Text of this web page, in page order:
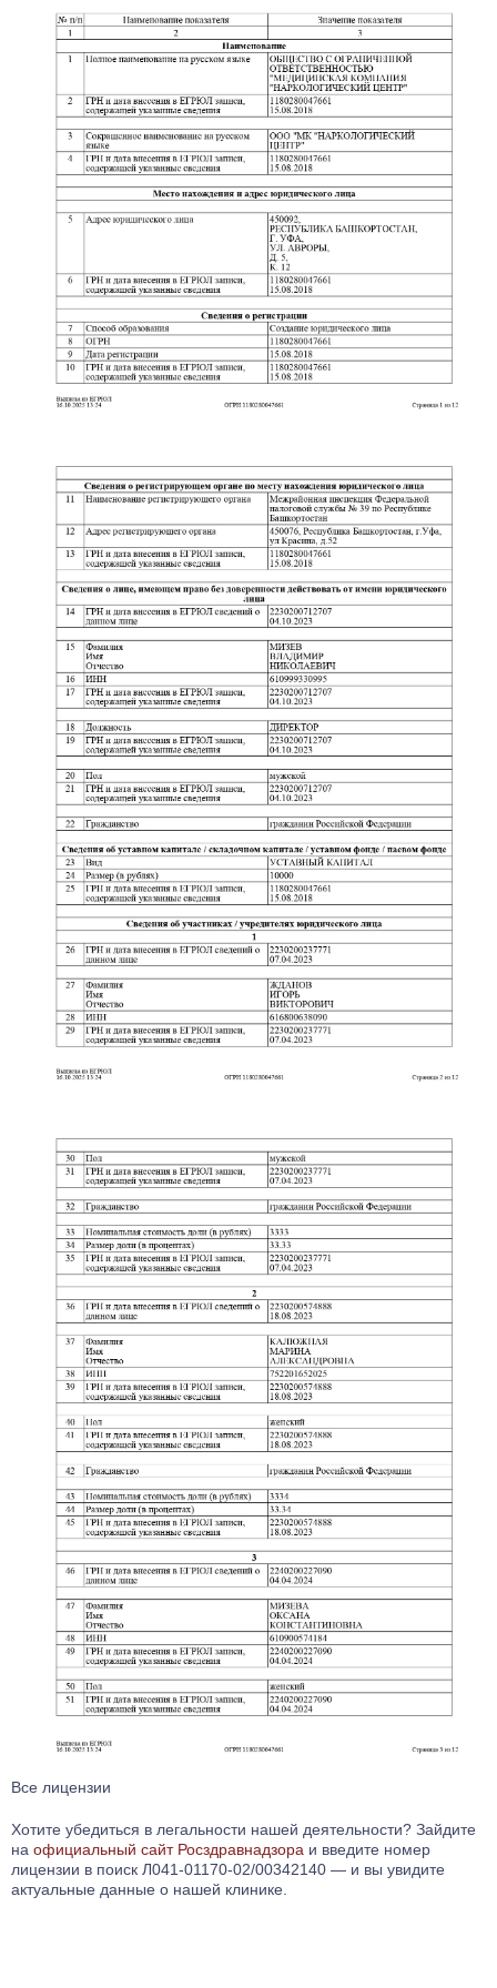
Все лицензии
Хотите убедиться в легальности нашей деятельности? Зайдите
на официальный сайт Росздравнадзора и введите номер
лицензии в поиск Л041-01170-02/00342140 — и вы увидите
актуальные данные о нашей клинике.